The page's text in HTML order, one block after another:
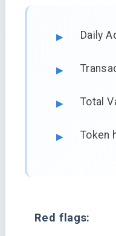
Daily
Total
Token
Red flags: